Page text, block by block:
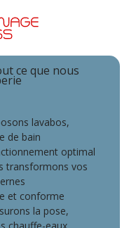
ce que nous
lavabos,
de bain
optimal
transformons vos
et conforme
la pose,
chauffe-eaux